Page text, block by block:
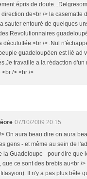
épris de
de<br /> la casematte
sauter entouré de quelques
Revolutionnaires
déculottée.<br /> .Nul
guadeloupéen est lié ad
travaille a la rédaction d'un
<br /> <br />
07/10/2009 20:15
> On aura beau dire on aura
gens - et même au sein de
la Guadeloupe - pour dire que
que ce sont des brebis au<br /
Il n'y a pas plus bête